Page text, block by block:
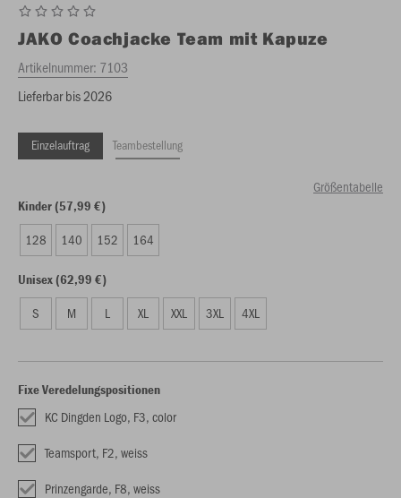
JAKO Coachjacke Team mit Kapuze
Artikelnummer: 7103
Lieferbar bis 2026
Einzelauftrag Teambestellung
Größentabelle
Kinder (57,99 €)
128 140 152 164
Unisex (62,99 €)
S M L XL XXL 3XL 4XL
Fixe Veredelungspositionen
KC Dingden Logo, F3, color
Teamsport, F2, weiss
Prinzengarde, F8, weiss